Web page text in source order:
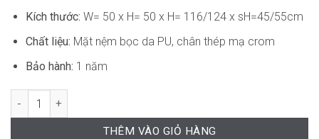
Kích thước: W= 50 x H= 50 x H= 116/124 x sH=45/55cm
Chất liệu: Mặt nệm bọc da PU, chân thép mạ crom
Bảo hành: 1 năm
Ghế Văn Phòng Nệm Da Hiện Đại AK-GVP003 số lượng
THÊM VÀO GIỎ HÀNG